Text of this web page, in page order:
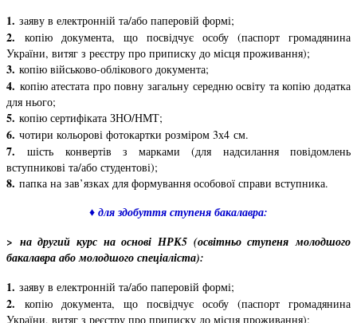
1. заяву в електронній та/або паперовій формі;
2. копію документа, що посвідчує особу (паспорт громадянина
України, витяг з реєстру про приписку до місця проживання);
3. копію військово-облікового документа;
4. копію атестата про повну загальну середню освіту та копію додатка
для нього;
5. копію сертифіката ЗНО/НМТ;
6. чотири кольорові фотокартки розміром 3х4 см.
7. шість конвертів з марками (для надсилання повідомлень
вступникові та/або студентові);
8. папка на зав’язках для формування особової справи вступника.
♦ для здобуття ступеня бакалавра:
> на другий курс на основі НРК5 (освітньо ступеня молодшого
бакалавра або молодшого спеціаліста):
1. заяву в електронній та/або паперовій формі;
2.
копію документа, що посвідчує особу (паспорт громадянина
України, витяг з реєстру про приписку до місця проживання);